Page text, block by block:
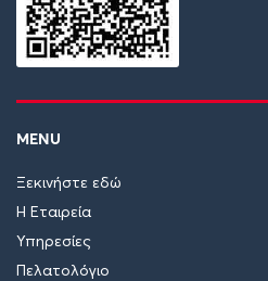
MENU
Ξεκινήστε εδώ
Η Εταιρεία
Υπηρεσίες
Πελατολόγιο